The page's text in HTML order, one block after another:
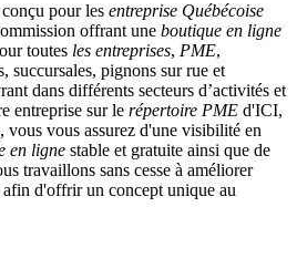
conçu pour les entreprise Québécoise
offrant une boutique en ligne
toutes les entreprises, PME,
succursales, pignons sur rue et
dans différents secteurs d’activités et
entreprise sur le répertoire PME d'ICI,
vous vous assurez d'une visibilité en
en ligne stable et gratuite ainsi que de
travaillons sans cesse à améliorer
d'offrir un concept unique au